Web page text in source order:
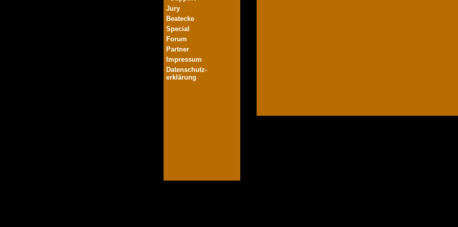
Jury
Beatecke
Special
Forum
Partner
Impressum
Datenschutz-
erklärung